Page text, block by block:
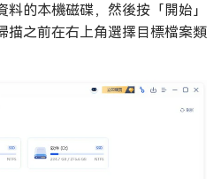
的本機磁碟，然後按「開始」
描之前在右上角選擇目標檔案類